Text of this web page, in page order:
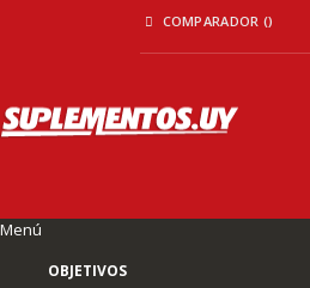
Ir
COMPARADOR ()
Menú
OBJETIVOS